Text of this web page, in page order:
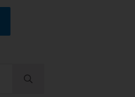
Enviar búsqueda